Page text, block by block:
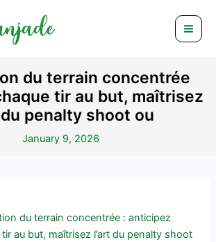
du terrain concentrée
tir au but, maîtrisez
du penalty shoot ou
January 9, 2026
du terrain concentrée : anticipez
au but, maîtrisez l’art du penalty shoot